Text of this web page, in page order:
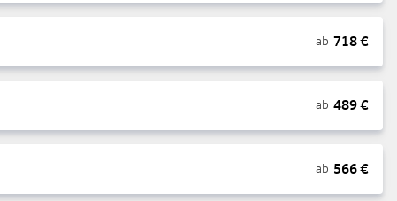
ab 718€
ab 489€
ab 566€